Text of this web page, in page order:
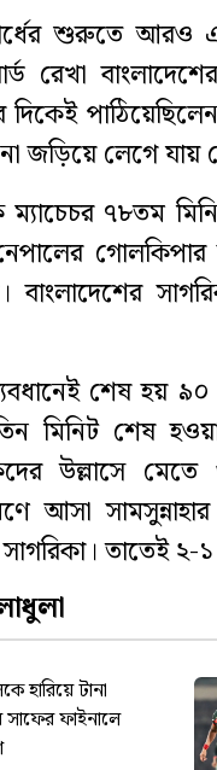
শুরুতে
রেখা
দিকেই
জড়িয়ে লেগে
ম্যাচেচর ৭৮তম
গোলকিপার
বাংলাদেশের
শেষ হয়
মিনিট শেষ
উল্লাসে মেতে
আসা
তাতেই ২-